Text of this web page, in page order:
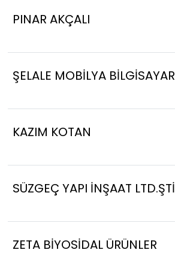
PINAR AKÇALI
ŞELALE MOBİLYA BİLGİSAYAR
KAZIM KOTAN
SÜZGEÇ YAPI İNŞAAT LTD.ŞTİ
ZETA BİYOSİDAL ÜRÜNLER